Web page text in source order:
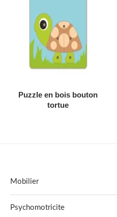
AJOUTER AU DEVIS
Puzzle en bois bouton
tortue
Mobilier
Psychomotricite